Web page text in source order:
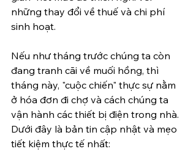
những thay đổi về thuế và chi phí
sinh hoạt.
Nếu như tháng trước chúng ta còn
đang tranh cãi về muối hồng, thì
tháng này, "cuộc chiến" thực sự nằm
ở hóa đơn đi chợ và cách chúng ta
vận hành các thiết bị điện trong nhà.
Dưới đây là bản tin cập nhật và mẹo
tiết kiệm thực tế nhất: